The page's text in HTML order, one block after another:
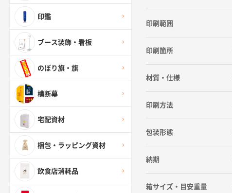
印鑑
ブース装飾・看板
のぼり旗・旗
横断幕
宅配資材
梱包・ラッピング資材
飲食店消耗品
印刷範囲
印刷箇所
材質・仕様
印刷方法
包装形態
納期
箱サイズ・目安重量